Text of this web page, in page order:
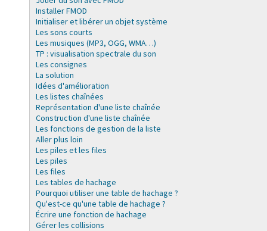
Installer FMOD
Initialiser et libérer un objet système
Les sons courts
Les musiques (MP3, OGG, WMA…)
TP : visualisation spectrale du son
Les consignes
La solution
Idées d'amélioration
Les listes chaînées
Représentation d'une liste chaînée
Construction d'une liste chaînée
Les fonctions de gestion de la liste
Aller plus loin
Les piles et les files
Les piles
Les files
Les tables de hachage
Pourquoi utiliser une table de hachage ?
Qu'est-ce qu'une table de hachage ?
Écrire une fonction de hachage
Gérer les collisions